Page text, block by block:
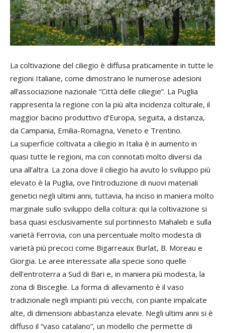
La coltivazione del ciliegio è diffusa praticamente in tutte le
regioni Italiane, come dimostrano le numerose adesioni
all’associazione nazionale “Città delle ciliegie”. La Puglia
rappresenta la regione con la più alta incidenza colturale, il
maggior bacino produttivo d’Europa, seguita, a distanza,
da Campania, Emilia-Romagna, Veneto e Trentino.
La superficie coltivata a ciliegio in Italia è in aumento in
quasi tutte le regioni, ma con connotati molto diversi da
una all’altra. La zona dove il ciliegio ha avuto lo sviluppo più
elevato è la Puglia, ove l’introduzione di nuovi materiali
genetici negli ultimi anni, tuttavia, ha inciso in maniera molto
marginale sullo sviluppo della coltura: qui la coltivazione si
basa quasi esclusivamente sul portinnesto Mahaleb e sulla
varietà Ferrovia, con una percentuale molto modesta di
varietà più precoci come Bigarreaux Burlat, B. Moreau e
Giorgia. Le aree interessate alla specie sono quelle
dell’entroterra a Sud di Bari e, in maniera più modesta, la
zona di Bisceglie. La forma di allevamento è il vaso
tradizionale negli impianti più vecchi, con piante impalcate
alte, di dimensioni abbastanza elevate. Negli ultimi anni si è
diffuso il “vaso catalano”, un modello che permette di